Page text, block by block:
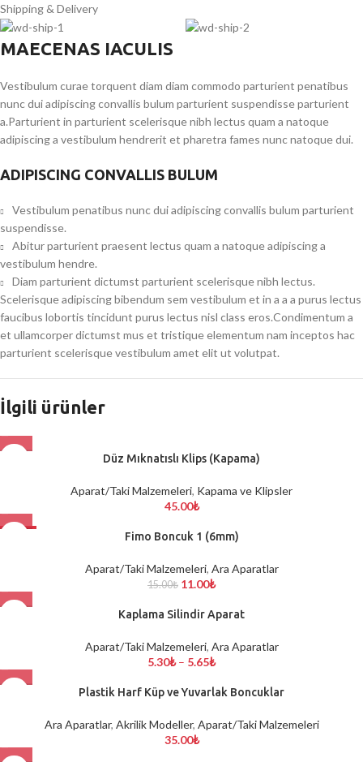
Shipping & Delivery
MAECENAS IACULIS
Vestibulum curae torquent diam diam commodo parturient penatibus
nunc dui adipiscing convallis bulum parturient suspendisse parturient
a.Parturient in parturient scelerisque nibh lectus quam a natoque
adipiscing a vestibulum hendrerit et pharetra fames nunc natoque dui.
ADIPISCING CONVALLIS BULUM
Vestibulum penatibus nunc dui adipiscing convallis bulum parturient
suspendisse.
Abitur parturient praesent lectus quam a natoque adipiscing a
vestibulum hendre.
Diam parturient dictumst parturient scelerisque nibh lectus.
Scelerisque adipiscing bibendum sem vestibulum et in a a a purus lectus
faucibus lobortis tincidunt purus lectus nisl class eros.Condimentum a
et ullamcorper dictumst mus et tristique elementum nam inceptos hac
parturient scelerisque vestibulum amet elit ut volutpat.
İlgili ürünler
Düz Mıknatıslı Klips (Kapama)
Aparat/Taki Malzemeleri, Kapama ve Klipsler
45.00₺
Fimo Boncuk 1 (6mm)
Aparat/Taki Malzemeleri, Ara Aparatlar
15.00₺ 11.00₺
Kaplama Silindir Aparat
Aparat/Taki Malzemeleri, Ara Aparatlar
5.30₺ – 5.65₺
Plastik Harf Küp ve Yuvarlak Boncuklar
Ara Aparatlar, Akrilik Modeller, Aparat/Taki Malzemeleri
35.00₺